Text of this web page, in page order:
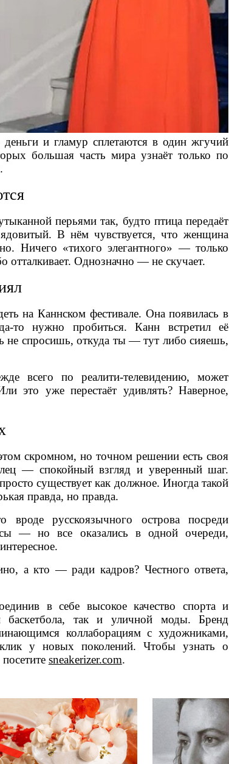
и гламур сплетаются в один жгучий
большая часть мира узнаёт только по
перьями так, будто птица передаёт
В нём чувствуется, что женщина
Ничего «тихого элегантного» — только
отталкивает. Однозначно — не скучает.
на Каннском фестивале. Она появилась в
то нужно пробиться. Канн встретил её
не спросишь, откуда ты — тут либо сияешь,
всего по реалити-телевидению, может
это уже перестаёт удивлять? Наверное,
скромном, но точном решении есть своя
— спокойный взгляд и уверенный шаг.
существует как должное. Иногда такой
правда, но правда.
русскоязычного острова посреди
— но все оказались в одной очереди,
а кто — ради кадров? Честного ответа,
в себе высокое качество спорта и
баскетбола, так и уличной моды. Бренд
коллаборациям с художниками,
у новых поколений. Чтобы узнать о
sneakerizer.com.